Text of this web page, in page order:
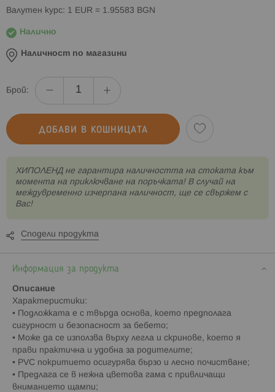
Валутен курс: 1 EUR = 1.95583 BGN
Налично
Наличност по магазини
Брой:
ДОБАВИ В КОШНИЦАТА
XИПОЛЕНД не гарантира наличността на стоката към
момента на приключване на поръчката! В случай на
междувременно изчерпана наличност, ще се свържем с
Вас!
Сподели продукта
Информация за продукта
Описание
Характеристики:
• Подложката е с твърда основа, което предполага
сигурност и безопасност за бебето;
• Може да се използва върху легла и скринове, което я
прави практична и удобна за родителите;
• PVC покритието осигурява бързо и лесно почистване;
• Предлага се в нежна цветова гама с привличащи
вниманието щампи;